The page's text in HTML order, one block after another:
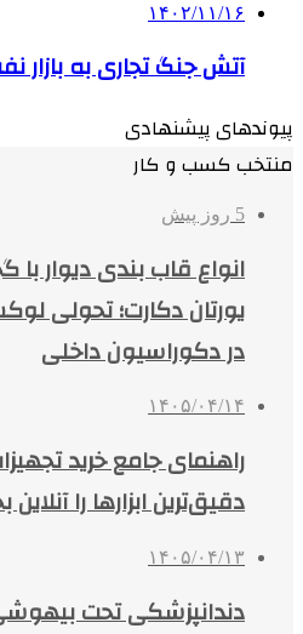
۱۴۰۲/۱۱/۱۶
آتش جنگ تجاری به بازار
پیوندهای پیشنهادی
منتخب کسب و کار
5 روز پیش
انواع قاب بندی دیوار
یورتان دکارت؛ تحولی
در دکوراسیون داخلی
۱۴۰۵/۰۴/۱۴
راهنمای جامع خرید
دقیق‌ترین ابزارها را آنلاین
۱۴۰۵/۰۴/۱۳
دندانپزشکی تحت